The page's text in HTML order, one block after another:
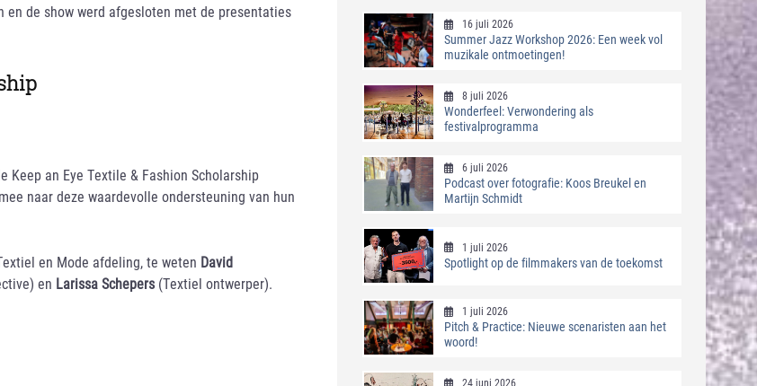
de show werd afgesloten met de presentaties
Keep an Eye Textile & Fashion Scholarship
naar deze waardevolle ondersteuning van hun
en Mode afdeling, te weten David
en LarissaSchepers (Textiel ontwerper).
16 juli 2026
Summer Jazz Workshop 2026: Een week vol
muzikale ontmoetingen!
8 juli 2026
Wonderfeel: Verwondering als
festivalprogramma
6 juli 2026
Podcast over fotografie: Koos Breukel en
Martijn Schmidt
1 juli 2026
Spotlight op de filmmakers van de toekomst
1 juli 2026
Pitch & Practice: Nieuwe scenaristen aan het
woord!
24 juni 2026